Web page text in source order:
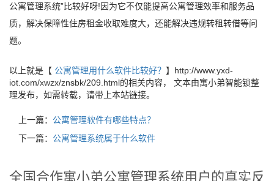
公寓管理系统”比较好呀!因为它不仅能提高公寓管理效率和服务品
质，解决保障性住房租金收取难度大，还能解决违规转租转借等问
题。
以上就是【 公寓管理用什么软件比较好？ 】http://www.yxd-
iot.com/xwzx/znsbk/209.html的相关内容， 文本由寓小弟智能锁整
理发布，如需转载，请带上本站链接。
上一篇： 公寓管理软件有哪些特点？
下一篇： 公寓管理系统属于什么软件
全国合作寓小弟公寓管理系统用户的真实反